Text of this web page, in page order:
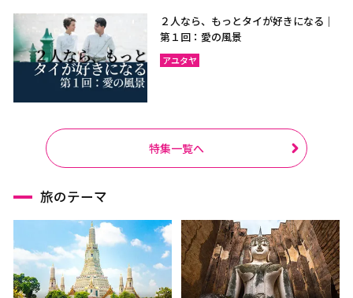
２人なら、もっとタイが好きになる｜
第１回：愛の風景
アユタヤ
特集一覧へ
旅のテーマ